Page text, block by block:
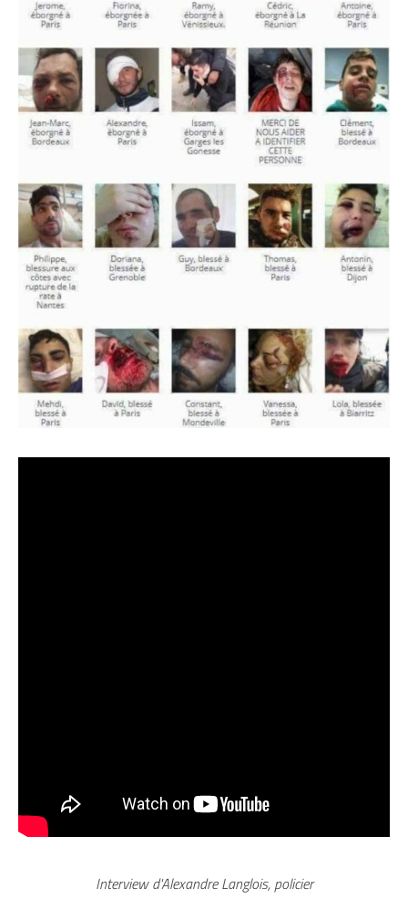
Interview d'Alexandre Langlois, policier